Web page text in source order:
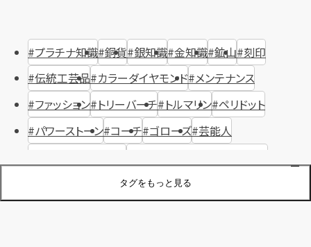
タグをもっと見る
プラチナ知識 銅貨 銀知識 金知識 鉱山 刻印
伝統工芸品 カラーダイヤモンド メンテナンス
ファッション トリーバーチ トルマリン ペリドット
パワーストーン コーチ ゴローズ 芸能人
ジュエリーブランド オーデマピゲ